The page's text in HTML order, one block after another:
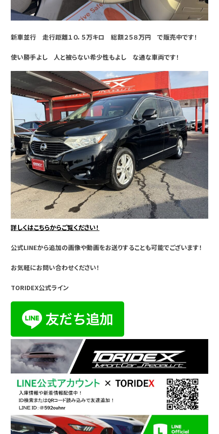
新車並行 走行距離１０．５万キロ 総額２５８万円 で販売中です！
使い勝手よし 人と被らない希少性もよし な通な車両です！
詳しくはこちらからご覧ください！
公式LINEから追加の画像や動画をお送りすることも可能でございます！
お気軽にお問い合わせください！
TORIDEX公式ライン